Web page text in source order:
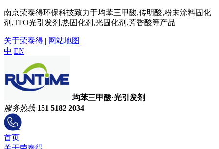
南京荣泰得环保科技致力于均苯三甲酸,传明酸,粉末涂料固化
剂,TPO光引发剂,热固化剂,光固化剂,芳香酸等产品
关于荣泰得 | 网站地图
中 EN
均苯三甲酸·光引发剂
服务热线 151 5182 2034
首页